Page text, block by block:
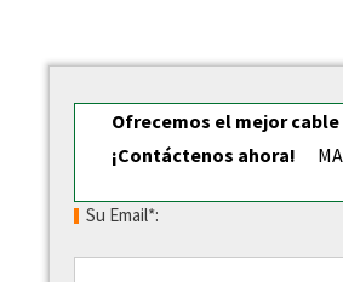
Ofrecemos el mejor
¡Contáctenos ahora!
Su Email*: